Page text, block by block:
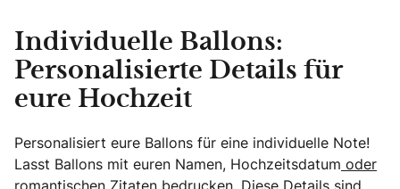
Individuelle Ballons:
Personalisierte Details für
eure Hochzeit
Personalisiert eure Ballons für eine individuelle Note!
Lasst Ballons mit euren Namen, Hochzeitsdatum oder
romantischen Zitaten bedrucken. Diese Details sind